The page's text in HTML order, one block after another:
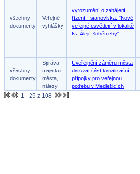
všechny
dokumenty
Veřejné
vyhlášky
vyrozumění o zahájení
řízení - stanoviska: "Nové
veřejné osvětlení v lokalitě
Na Áleji, Sobětuchy"
všechny
dokumenty
Správa
majetku
města,
nálezy
Uveřejnění záměru města
darovat část kanalizační
přípojky pro veřejnou
potřebu v Medlešicích
1 - 25 z 108